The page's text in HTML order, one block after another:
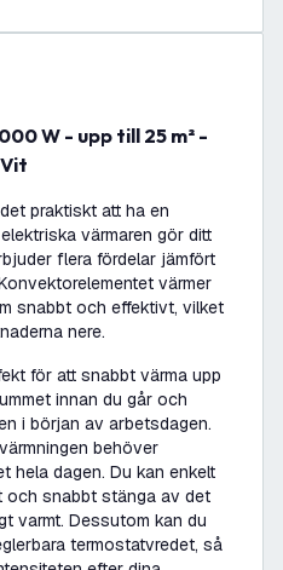
praktiskt att ha en
värmaren gör ditt
flera fördelar jämfört
värmer
snabbt och effektivt, vilket
nere.
för att snabbt värma upp
innan du går och
i början av arbetsdagen.
behöver
hela dagen. Du kan enkelt
och snabbt stänga av det
varmt. Dessutom kan du
termostatvredet, så